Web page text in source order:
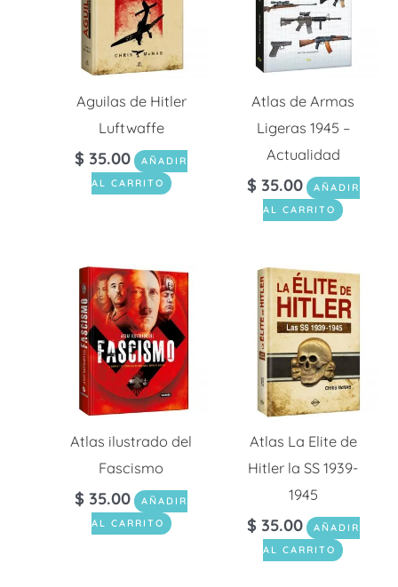
Aguilas de Hitler
Luftwaffe
$ 35.00
AÑADIR
AL CARRITO
Atlas de Armas
Ligeras 1945 –
Actualidad
$ 35.00
AÑADIR
AL CARRITO
Atlas ilustrado del
Fascismo
$ 35.00
AÑADIR
AL CARRITO
Atlas La Elite de
Hitler la SS 1939-
1945
$ 35.00
AÑADIR
AL CARRITO